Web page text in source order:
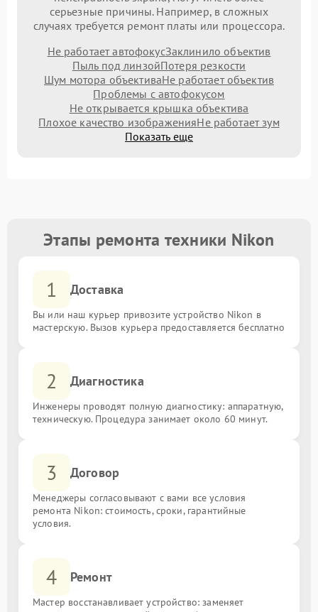
серьезные причины. Например, в сложных
случаях требуется ремонт платы или процессора.
Не работает автофокусЗаклинило объектив
Пыль под линзойПотеря резкости
Шум мотора объективаНе работает объектив
Проблемы с автофокусом
Не открывается крышка объектива
Плохое качество изображенияНе работает зум
Показать еще
Этапы ремонта техники Nikon
1 Доставка
Вы или наш курьер привозите устройство Nikon в
мастерскую. Вызов курьера предоставляется бесплатно
2 Диагностика
Инженеры проводят полную диагностику: аппаратную,
техническую. Процедура занимает около 60 минут.
3 Договор
Менеджеры согласовывают с вами все условия
ремонта Nikon: стоимость, сроки, гарантийные
условия.
4 Ремонт
Мастер восстанавливает устройство: заменяет